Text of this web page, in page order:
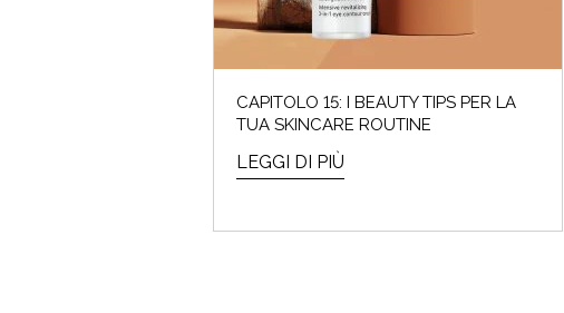
CAPITOLO 15: I BEAUTY TIPS PER LA
TUA SKINCARE ROUTINE
LEGGI DI PIÙ